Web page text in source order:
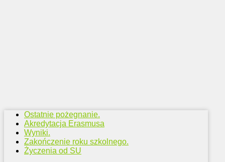
Ostatnie pożegnanie.
Akredytacja Erasmusa
Wyniki.
Zakończenie roku szkolnego.
Życzenia od SU